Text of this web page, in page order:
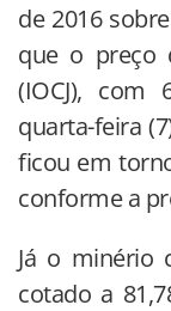
de 2016
que o preço
(IOCJ), com
quarta-feira
ficou em
conforme a
Já o minério
cotado a